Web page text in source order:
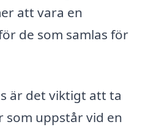
att vara en
de som samlas för
är det viktigt att ta
som uppstår vid en